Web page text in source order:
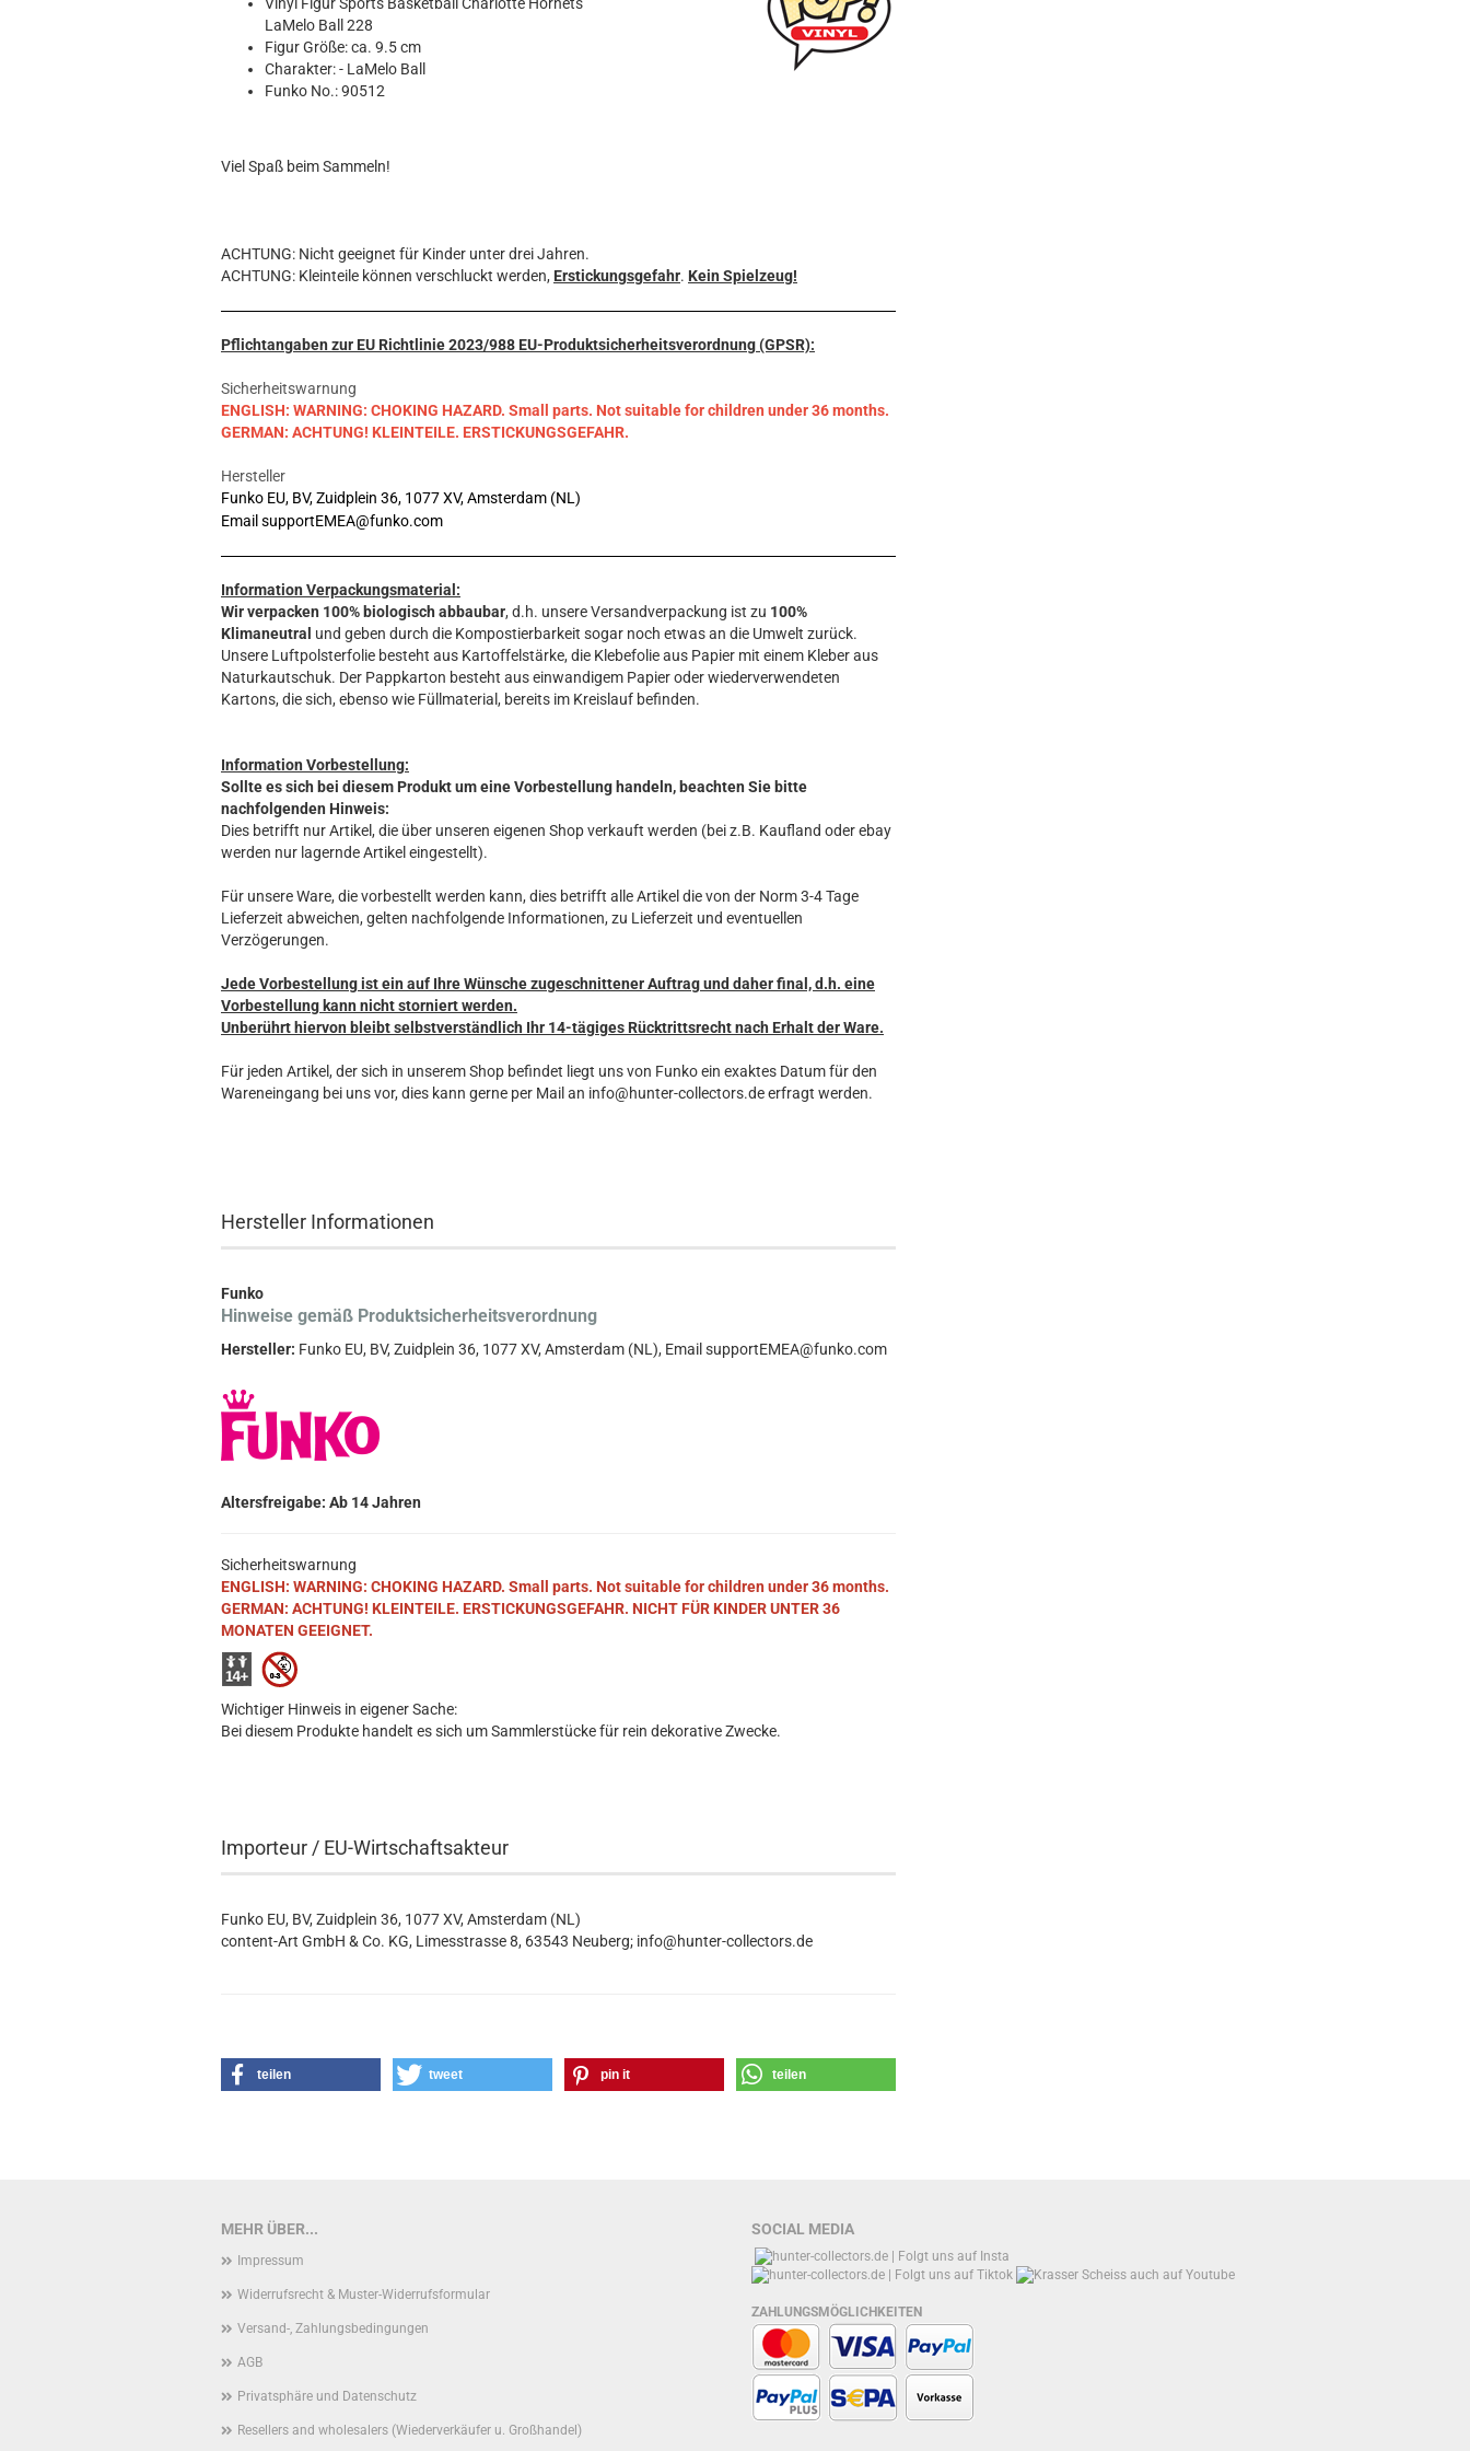
MARVEL
Movie
STAR WARS
LaMelo Ball 228
Figur Größe: ca. 9.5 cm
Charakter: - LaMelo Ball
Funko No.: 90512
Viel Spaß beim Sammeln!
ACHTUNG: Nicht geeignet für Kinder unter drei Jahren.
ACHTUNG: Kleinteile können verschluckt werden, Erstickungsgefahr. Kein Spielzeug!
Pflichtangaben zur EU Richtlinie 2023/988 EU-Produktsicherheitsverordnung (GPSR):
Sicherheitswarnung
ENGLISH: WARNING: CHOKING HAZARD. Small parts. Not suitable for children under 36 months.
GERMAN: ACHTUNG! KLEINTEILE. ERSTICKUNGSGEFAHR.
Hersteller
Funko EU, BV, Zuidplein 36, 1077 XV, Amsterdam (NL)
Email supportEMEA@funko.com
Information Verpackungsmaterial:
Wir verpacken 100% biologisch abbaubar, d.h. unsere Versandverpackung ist zu 100%
Klimaneutral und geben durch die Kompostierbarkeit sogar noch etwas an die Umwelt zurück.
Unsere Luftpolsterfolie besteht aus Kartoffelstärke, die Klebefolie aus Papier mit einem Kleber aus
Naturkautschuk. Der Pappkarton besteht aus einwandigem Papier oder wiederverwendeten
Kartons, die sich, ebenso wie Füllmaterial, bereits im Kreislauf befinden.
Information Vorbestellung:
Sollte es sich bei diesem Produkt um eine Vorbestellung handeln, beachten Sie bitte
nachfolgenden Hinweis:
Dies betrifft nur Artikel, die über unseren eigenen Shop verkauft werden (bei z.B. Kaufland oder ebay
werden nur lagernde Artikel eingestellt).
Für unsere Ware, die vorbestellt werden kann, dies betrifft alle Artikel die von der Norm 3-4 Tage
Lieferzeit abweichen, gelten nachfolgende Informationen, zu Lieferzeit und eventuellen
Verzögerungen.
Jede Vorbestellung ist ein auf Ihre Wünsche zugeschnittener Auftrag und daher final, d.h. eine
Vorbestellung kann nicht storniert werden.
Unberührt hiervon bleibt selbstverständlich Ihr 14-tägiges Rücktrittsrecht nach Erhalt der Ware.
Für jeden Artikel, der sich in unserem Shop befindet liegt uns von Funko ein exaktes Datum für den
Wareneingang bei uns vor, dies kann gerne per Mail an info@hunter-collectors.de erfragt werden.
Hersteller Informationen
Funko
Hinweise gemäß Produktsicherheitsverordnung
Hersteller: Funko EU, BV, Zuidplein 36, 1077 XV, Amsterdam (NL), Email supportEMEA@funko.com
Altersfreigabe: Ab 14 Jahren
Sicherheitswarnung
ENGLISH: WARNING: CHOKING HAZARD. Small parts. Not suitable for children under 36 months.
GERMAN: ACHTUNG! KLEINTEILE. ERSTICKUNGSGEFAHR. NICHT FÜR KINDER UNTER 36
MONATEN GEEIGNET.
Wichtiger Hinweis in eigener Sache:
Bei diesem Produkte handelt es sich um Sammlerstücke für rein dekorative Zwecke.
Importeur / EU-Wirtschaftsakteur
Funko EU, BV, Zuidplein 36, 1077 XV, Amsterdam (NL)
content-Art GmbH & Co. KG, Limesstrasse 8, 63543 Neuberg; info@hunter-collectors.de
teilen tweet pin it teilen
MEHR ÜBER...
Impressum
Widerrufsrecht & Muster-Widerrufsformular
Versand-, Zahlungsbedingungen
AGB
Privatsphäre und Datenschutz
Resellers and wholesalers (Wiederverkäufer u. Großhandel)
SOCIAL MEDIA
ZAHLUNGSMÖGLICHKEITEN